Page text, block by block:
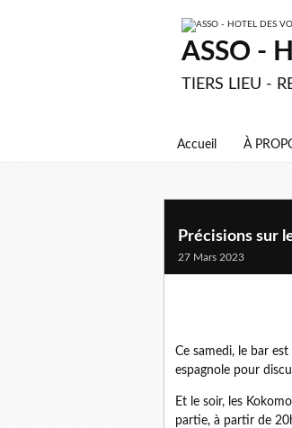
ASSO -
TIERS LIEU -
Accueil À
Précisions sur
27 Mars 2023
Ce samedi, le bar
espagnole pour
Et le soir, les
partie, à partir de